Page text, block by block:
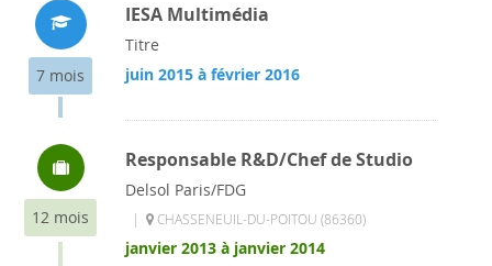
7 mois
IESA Multimédia
Titre
juin 2015 à février 2016
12 mois
Responsable R&D/Chef de Studio
Delsol Paris/FDG
| CHASSENEUIL-DU-POITOU (86360)
janvier 2013 à janvier 2014